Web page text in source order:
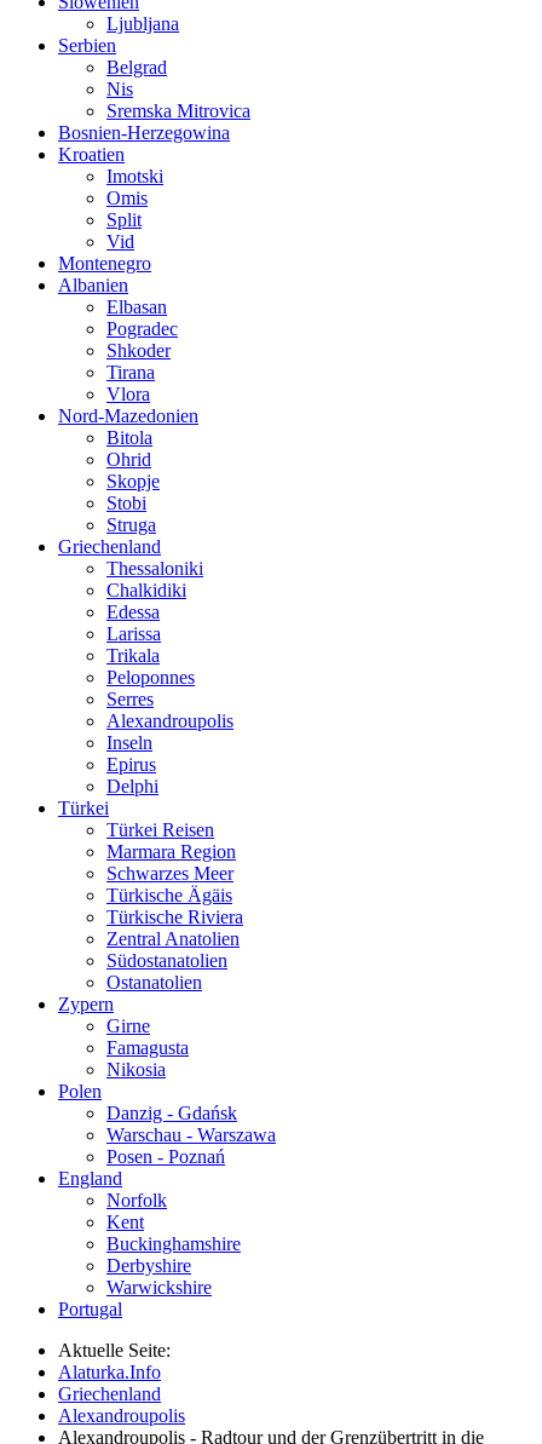
Ljubljana
Serbien
Belgrad
Nis
Sremska Mitrovica
Bosnien-Herzegowina
Kroatien
Imotski
Omis
Split
Vid
Montenegro
Albanien
Elbasan
Pogradec
Shkoder
Tirana
Vlora
Nord-Mazedonien
Bitola
Ohrid
Skopje
Stobi
Struga
Griechenland
Thessaloniki
Chalkidiki
Edessa
Larissa
Trikala
Peloponnes
Serres
Alexandroupolis
Inseln
Epirus
Delphi
Türkei
Türkei Reisen
Marmara Region
Schwarzes Meer
Türkische Ägäis
Türkische Riviera
Zentral Anatolien
Südostanatolien
Ostanatolien
Zypern
Girne
Famagusta
Nikosia
Polen
Danzig - Gdańsk
Warschau - Warszawa
Posen - Poznań
England
Norfolk
Kent
Buckinghamshire
Derbyshire
Warwickshire
Portugal
Aktuelle Seite:
Alaturka.Info
Griechenland
Alexandroupolis
Alexandroupolis - Radtour und der Grenzübertritt in die